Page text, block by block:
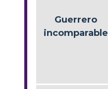
Guerrero
incomparable